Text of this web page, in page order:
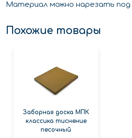
Материал можно нарезать под
Похожие товары
Заборная доска МПК
классика тиснение
песочный